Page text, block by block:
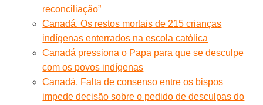
reconciliação”
Canadá. Os restos mortais de 215 crianças
indígenas enterrados na escola católica
Canadá pressiona o Papa para que se desculpe
com os povos indígenas
Canadá. Falta de consenso entre os bispos
impede decisão sobre o pedido de desculpas do